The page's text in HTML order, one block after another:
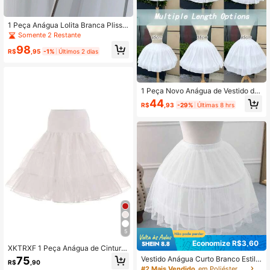
1 Peça Anágua Lolita Branca Plissa
da com Babados em Nuvem Sem Ar
o para Uso Diário Feminina
Somente 2 Restante
R$98 ,95 -1% Últimos 2 dias
5
XKTRXF 1 Peça Anágua de Cintura
Elástica até o Joelho com Dupla Ca
mada de Tule, Estilo Vintage Slip Di
R$75 ,90
1 Peça Novo Anágua de Vestido de
Noiva Feminino de Múltiplos Compr
imentos, Cintura Ajustável, Tecido d
play
R$44 ,93 -29% Últimas 8 hrs
Economize R$3,60
Vestido Anágua Curto Branco Estilo
A-Line para Mulheres, Saia Inferior